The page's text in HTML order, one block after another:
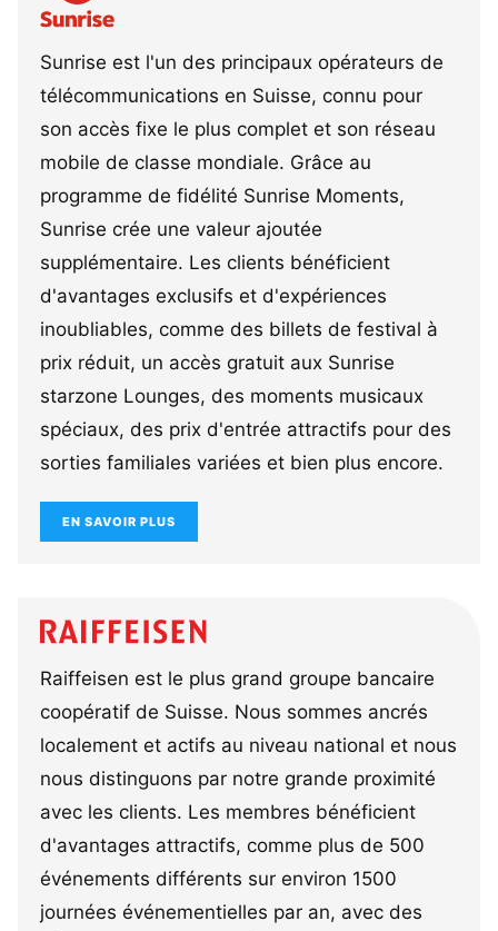
Sunrise est l'un des principaux opérateurs de
télécommunications en Suisse, connu pour
son accès fixe le plus complet et son réseau
mobile de classe mondiale. Grâce au
programme de fidélité Sunrise Moments,
Sunrise crée une valeur ajoutée
supplémentaire. Les clients bénéficient
d'avantages exclusifs et d'expériences
inoubliables, comme des billets de festival à
prix réduit, un accès gratuit aux Sunrise
starzone Lounges, des moments musicaux
spéciaux, des prix d'entrée attractifs pour des
sorties familiales variées et bien plus encore.
EN SAVOIR PLUS
Raiffeisen est le plus grand groupe bancaire
coopératif de Suisse. Nous sommes ancrés
localement et actifs au niveau national et nous
nous distinguons par notre grande proximité
avec les clients. Les membres bénéficient
d'avantages attractifs, comme plus de 500
événements différents sur environ 1500
journées événementielles par an, avec des